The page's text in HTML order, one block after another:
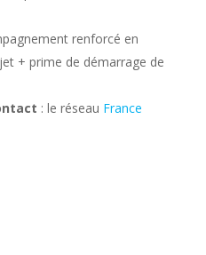
renforcé en
+ prime de démarrage de
: le réseau France